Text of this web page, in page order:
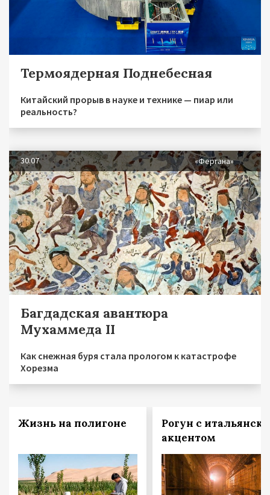
Термоядерная Поднебесная
Китайский прорыв в науке и технике — пиар или
реальность?
30.07 «Фергана»
Багдадская авантюра
Мухаммеда II
Как снежная буря стала прологом к катастрофе
Хорезма
Жизнь на полигоне
Рогун с
акцентом